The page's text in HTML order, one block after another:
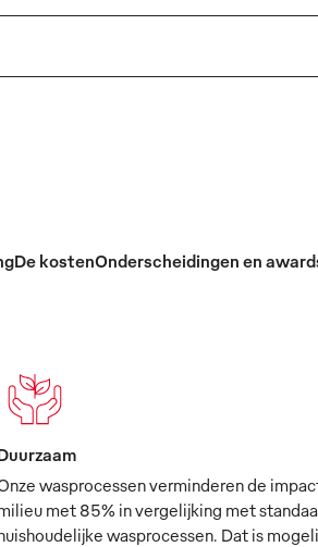
De kostenOnderscheidingen en
wasprocessen verminderen de
met 85% in vergelijking met
wasprocessen. Dat is